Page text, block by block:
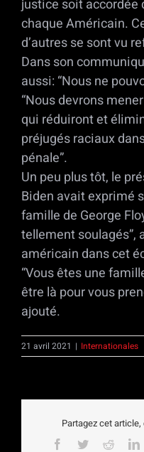
justice soit accordée
chaque Américain.
d’autres se sont vu
Dans son
aussi: “Nous ne
“Nous devrons
qui réduiront et
préjugés raciaux
pénale”.
Un peu plus tôt, le
Biden avait exprimé
famille de George
tellement soulagés”,
américain dans cet
“Vous êtes une
être là pour vous
ajouté.
21 avril 2021 | Internationales
Partagez cet
Facebook
TwitterReddit